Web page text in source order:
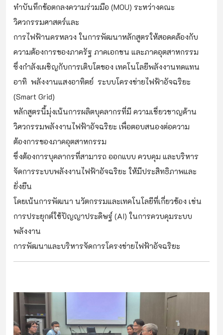
ทำบันทึกข้อตกลงความร่วมมือ (MOU) ระหว่างคณะ
วิศวกรรมศาสตร์และ
การไฟฟ้านครหลวง ในการพัฒนาหลักสูตรให้สอดคล้องกับ
ความต้องการของภาครัฐ ภาคเอกชน และภาคอุตสาหกรรม
ซึ่งกำลังเผชิญกับการเติบโตของ เทคโนโลยีพลังงานทดแทน
อาทิ พลังงานแสงอาทิตย์ ระบบโครงข่ายไฟฟ้าอัจฉริยะ
(Smart Grid)
หลักสูตรนี้มุ่งเน้นการผลิตบุคลากรที่มี ความเชี่ยวชาญด้าน
วิศวกรรมพลังงานไฟฟ้าอัจฉริยะ เพื่อตอบสนองต่อความ
ต้องการของภาคอุตสาหกรรม
ซึ่งต้องการบุคลากรที่สามารถ ออกแบบ ควบคุม และบริหาร
จัดการระบบพลังงานไฟฟ้าอัจฉริยะ ให้มีประสิทธิภาพและ
ยั่งยืน
โดยเน้นการพัฒนา นวัตกรรมและเทคโนโลยีที่เกี่ยวข้อง เช่น
การประยุกต์ใช้ปัญญาประดิษฐ์ (AI) ในการควบคุมระบบ
พลังงาน
การพัฒนาและบริหารจัดการโครงข่ายไฟฟ้าอัจฉริยะ